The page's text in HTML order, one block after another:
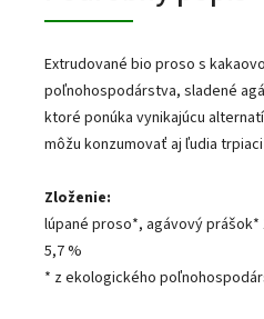
Extrudované bio proso s
poľnohospodárstva, sladené
ktoré ponúka vynikajúcu
môžu konzumovať aj ľudia
Zloženie:
lúpané proso*, agávový
5,7 %
* z ekologického